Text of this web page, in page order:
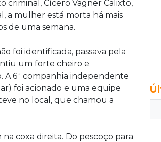
criminal, Cícero Vagner Calixto,
a mulher está morta há mais
de uma semana.
foi identificada, passava pela
um forte cheiro e
A 6ª companhia independente
foi acionado e uma equipe
no local, que chamou a
coxa direita. Do pescoço para